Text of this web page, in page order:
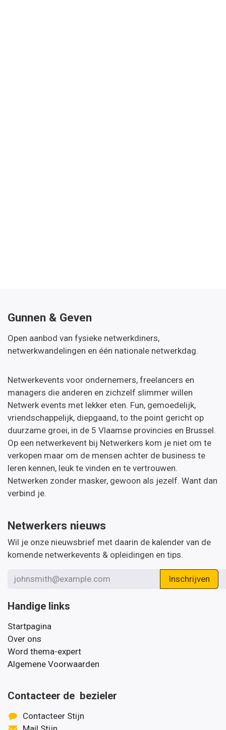
Gunnen & Geven
Open aanbod van fysieke netwerkdiners,
netwerkwandelingen en één nationale netwerkdag.
Netwerkevents voor ondernemers, freelancers en
managers die anderen en zichzelf slimmer willen
Netwerk events met lekker eten. Fun, gemoedelijk,
vriendschappelijk, diepgaand, to the point gericht op
duurzame groei, in de 5 Vlaamse provincies en Brussel.
Op een netwerkevent bij Netwerkers kom je niet om te
verkopen maar om de mensen achter de business te
leren kennen, leuk te vinden en te vertrouwen.
Netwerken zonder masker, gewoon als jezelf. Want dan
verbind je.
Netwerkers nieuws
Wil je onze nieuwsbrief met daarin de kalender van de
komende netwerkevents & opleidingen en tips.
Inschrijven
Handige links
Startpagina
Over ons
Word thema-expert
Algemene Voorwaarden
Contacteer de bezieler
Contacteer Stijn